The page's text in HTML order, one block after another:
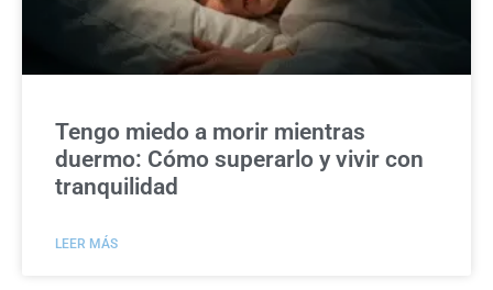
Tengo miedo a morir mientras
duermo: Cómo superarlo y vivir con
tranquilidad
LEER MÁS